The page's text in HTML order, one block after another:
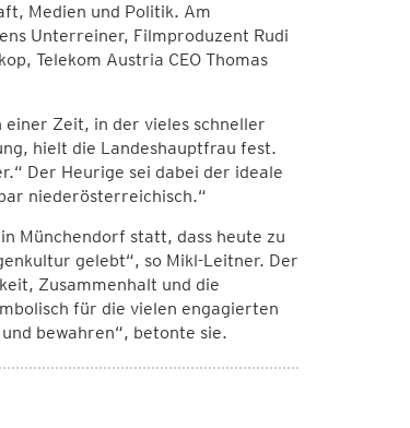
Medien und Politik. Am
Unterreiner, Filmproduzent Rudi
Telekom Austria CEO Thomas
einer Zeit, in der vieles schneller
hielt die Landeshauptfrau fest.
Der Heurige sei dabei der ideale
niederösterreichisch.“
Münchendorf statt, dass heute zu
gelebt“, so Mikl-Leitner. Der
Zusammenhalt und die
für die vielen engagierten
bewahren“, betonte sie.